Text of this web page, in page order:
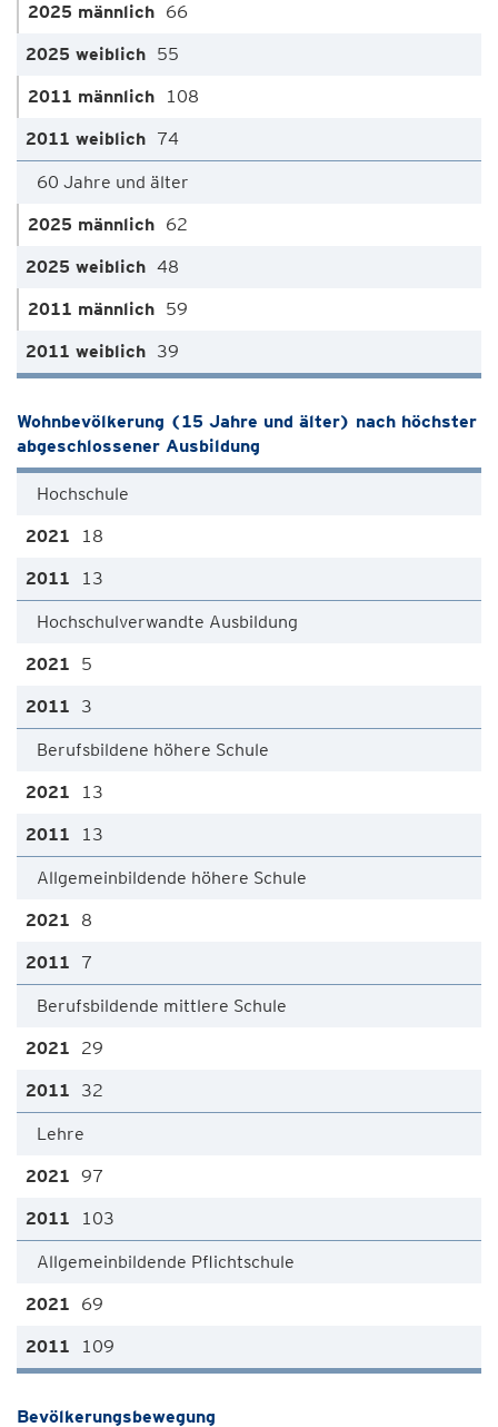
66
55
108
74
60 Jahre und älter
62
48
59
39
Wohnbevölkerung (15 Jahre und älter) nach höchster
abgeschlossener Ausbildung
Hochschule
18
13
Hochschulverwandte Ausbildung
5
3
Berufsbildene höhere Schule
13
13
Allgemeinbildende höhere Schule
8
7
Berufsbildende mittlere Schule
29
32
Lehre
97
103
Allgemeinbildende Pflichtschule
69
109
Bevölkerungsbewegung